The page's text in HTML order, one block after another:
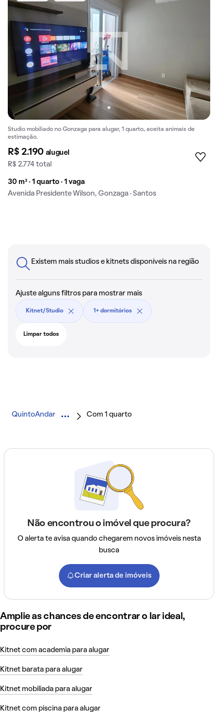
Studio mobiliado no Gonzaga para alugar, 1 quarto, aceita animais de
estimação.
R$ 2.190 aluguel
R$ 2.774 total
30 m² · 1 quarto · 1 vaga
Avenida Presidente Wilson, Gonzaga · Santos
Existem mais studios e kitnets disponíveis na região
Ajuste alguns filtros para mostrar mais
Kitnet/Studio 1+ dormitórios
Limpar todos
QuintoAndar Com 1 quarto
Não encontrou o imóvel que procura?
O alerta te avisa quando chegarem novos imóveis nesta
busca
Criar alerta de imóveis
Amplie as chances de encontrar o lar ideal,
procure por
Kitnet com academia para alugar
Kitnet barata para alugar
Kitnet mobiliada para alugar
Kitnet com piscina para alugar